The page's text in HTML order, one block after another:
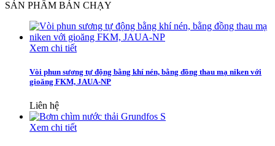
SẢN PHẨM BÁN CHẠY
Xem chi tiết
Vòi phun sương tự động bằng khí nén, bằng đồng thau mạ niken với
gioăng FKM, JAUA-NP
Liên hệ
Xem chi tiết